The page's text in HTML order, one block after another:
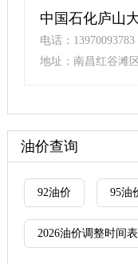
中国石化庐山
电话：13970093783
地址：南昌红谷滩
油价查询
92油价 95油
2026油价调整时间表